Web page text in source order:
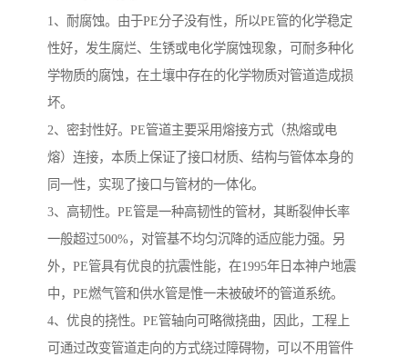
1、耐腐蚀。由于PE分子没有性，所以PE管的化学稳定
性好，发生腐烂、生锈或电化学腐蚀现象，可耐多种化
学物质的腐蚀，在土壤中存在的化学物质对管道造成损
坏。
2、密封性好。PE管道主要采用熔接方式（热熔或电
熔）连接，本质上保证了接口材质、结构与管体本身的
同一性，实现了接口与管材的一体化。
3、高韧性。PE管是一种高韧性的管材，其断裂伸长率
一般超过500%，对管基不均匀沉降的适应能力强。另
外，PE管具有优良的抗震性能，在1995年日本神户地震
中，PE燃气管和供水管是惟一未被破坏的管道系统。
4、优良的挠性。PE管轴向可略微挠曲，因此，工程上
可通过改变管道走向的方式绕过障碍物，可以不用管件